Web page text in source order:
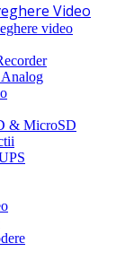
Video
video
Analog
& MicroSD